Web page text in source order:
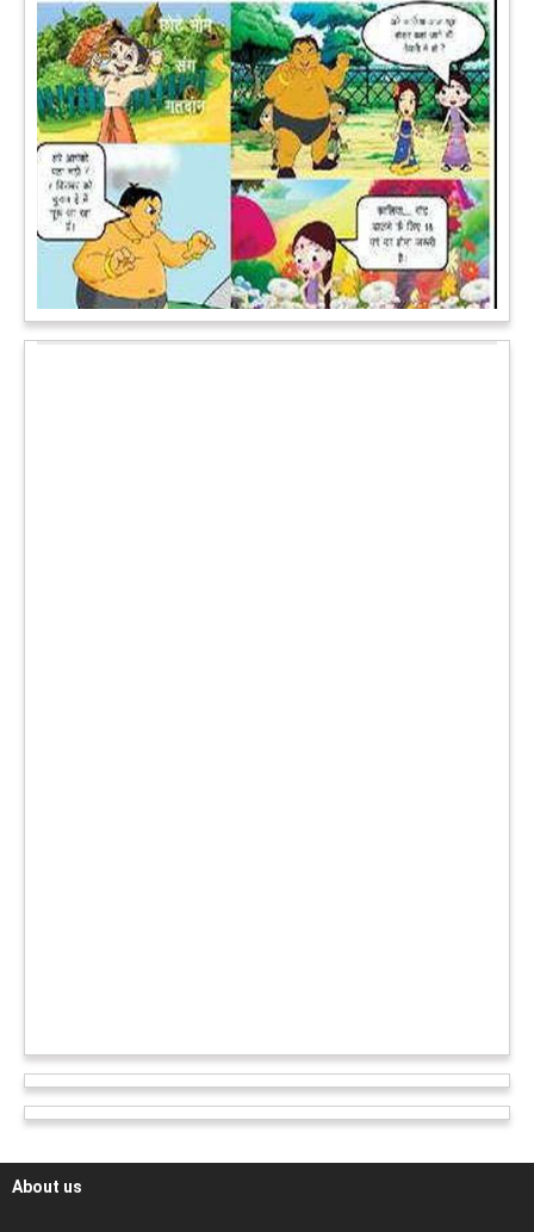
पेट पकड़ कर हंसने पर मजबूर हो जायेंगे आप जानवरों की ये अदाएं देखकर
कल्पना कीजिये उस दृश्य की, जिसमें कोई गिलहरी किसी मेंढक के साथ
लिप-लॉक कर रही हो। गिलहरी झूला झूल रही हो।आगे पढ़ें
About us